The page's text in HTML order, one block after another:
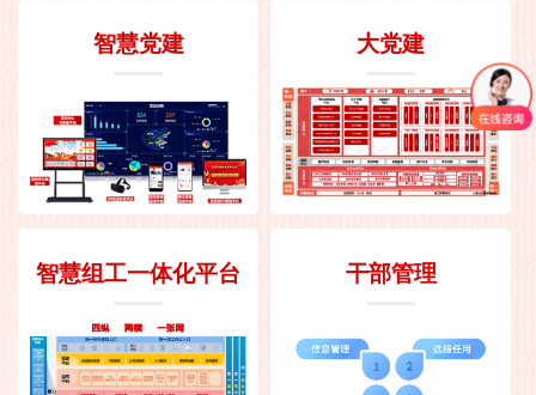
智慧党建 大党建
智慧组工一体化平台 干部管理